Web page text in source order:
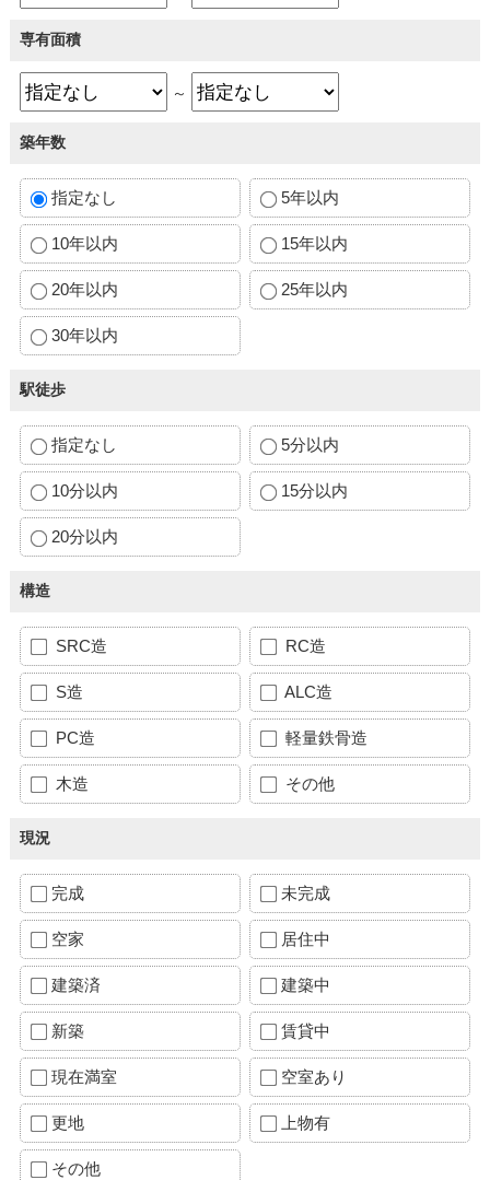
専有面積
～
築年数
指定なし 5年以内
10年以内 15年以内
20年以内 25年以内
30年以内
駅徒歩
指定なし 5分以内
10分以内 15分以内
20分以内
構造
SRC造 RC造
S造 ALC造
PC造 軽量鉄骨造
木造 その他
現況
完成 未完成
空家 居住中
建築済 建築中
新築 賃貸中
現在満室 空室あり
更地 上物有
その他